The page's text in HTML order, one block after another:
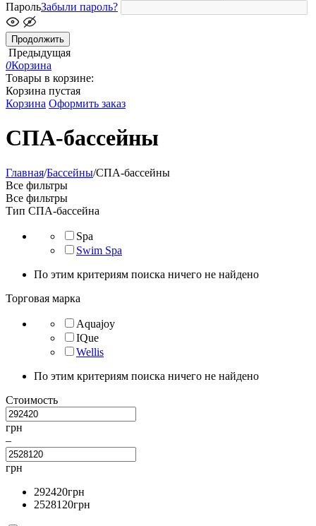
ПарольЗабыли пароль?
Продолжить
Предыдущая
0Корзина
Товары в корзине:
Корзина пустая
Корзина Оформить заказ
СПА-бассейны
Главная/Бассейны/СПА-бассейны
Все фильтры
Все фильтры
Тип СПА-бассейна
Spa
Swim Spa
По этим критериям поиска ничего не найдено
Торговая марка
Aquajoy
IQue
Wellis
По этим критериям поиска ничего не найдено
Стоимость
грн
–
грн
292420грн
2528120грн